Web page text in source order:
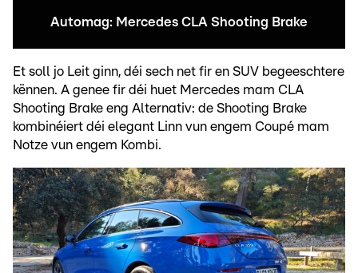
Automag: Mercedes CLA Shooting Brake
Et soll jo Leit ginn, déi sech net fir en SUV begeeschtere
kënnen. A genee fir déi huet Mercedes mam CLA
Shooting Brake eng Alternativ: de Shooting Brake
kombinéiert déi elegant Linn vun engem Coupé mam
Notze vun engem Kombi.